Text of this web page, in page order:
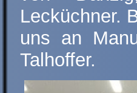
Lecküchner.
uns an
Talhoffer.